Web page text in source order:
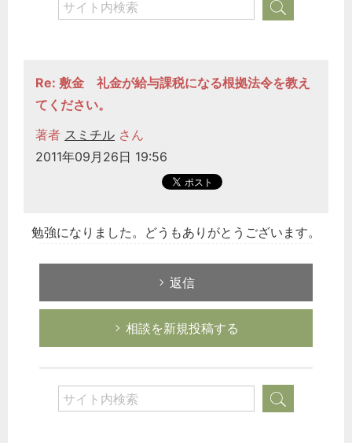
Re: 敷金 礼金が給与課税になる根拠法令を教え
てください。
著者 スミチル さん
2011年09月26日 19:56
勉強になりました。どうもありがとうございます。
返信
相談を新規投稿する